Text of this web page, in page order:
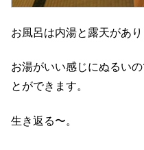
お風呂は内湯と露天があり
お湯がいい感じにぬるい
とができます。
生き返る〜。